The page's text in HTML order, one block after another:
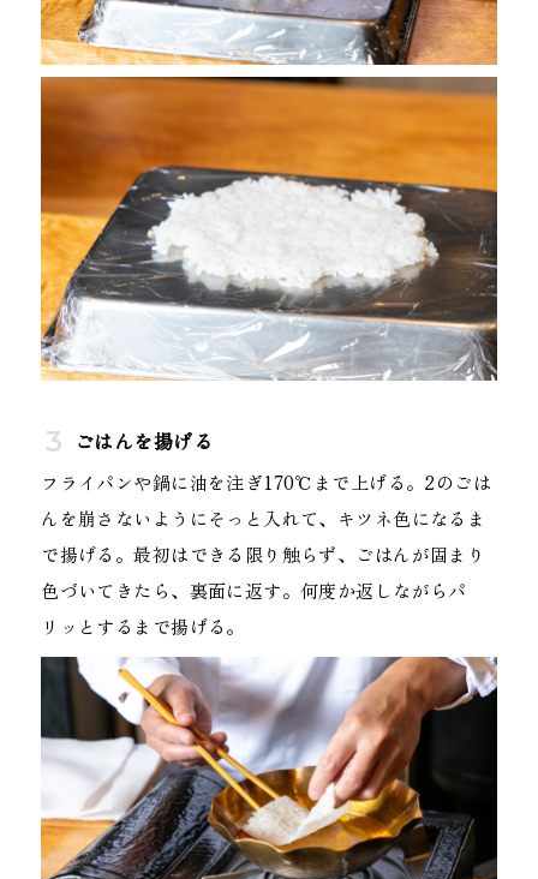
ごはんを揚げる
フライパンや鍋に油を注ぎ170℃まで上げる。2のごは
んを崩さないようにそっと入れて、キツネ色になるま
で揚げる。最初はできる限り触らず、ごはんが固まり
色づいてきたら、裏面に返す。何度か返しながらパ
リッとするまで揚げる。